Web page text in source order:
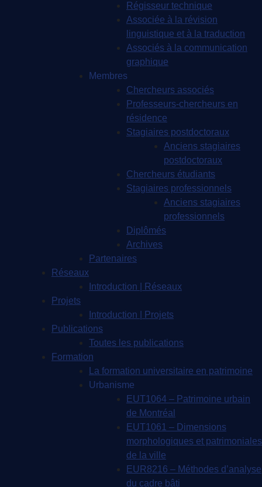
Régisseur technique
Associée à la révision
linguistique et à la traduction
Associés à la communication
graphique
Membres
Chercheurs associés
Professeurs-chercheurs en
résidence
Stagiaires postdoctoraux
Anciens stagiaires
postdoctoraux
Chercheurs étudiants
Stagiaires professionnels
Anciens stagiaires
professionnels
Diplômés
Archives
Partenaires
Réseaux
Introduction | Réseaux
Projets
Introduction | Projets
Publications
Toutes les publications
Formation
La formation universitaire en patrimoine
Urbanisme
EUT1064 – Patrimoine urbain
de Montréal
EUT1061 – Dimensions
morphologiques et patrimoniales
de la ville
EUR8216 – Méthodes d’analyse
du cadre bâti